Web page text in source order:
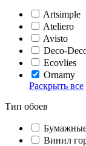
Artsimple
Ateliero
Avisto
Deco-
Ecovlies
Ornamy
Раскрыть все
Тип обоев
Винил